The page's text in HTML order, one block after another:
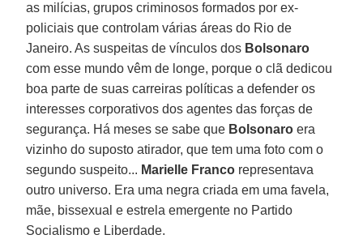
as milícias, grupos criminosos formados por ex-
policiais que controlam várias áreas do Rio de
Janeiro. As suspeitas de vínculos dos Bolsonaro
com esse mundo vêm de longe, porque o clã dedicou
boa parte de suas carreiras políticas a defender os
interesses corporativos dos agentes das forças de
segurança. Há meses se sabe que Bolsonaro era
vizinho do suposto atirador, que tem uma foto com o
segundo suspeito... Marielle Franco representava
outro universo. Era uma negra criada em uma favela,
mãe, bissexual e estrela emergente no Partido
Socialismo e Liberdade.